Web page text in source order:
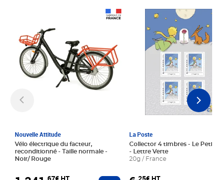
Nouvelle Attitude
Vélo électrique du facteur,
reconditionné - Taille normale -
Noir/ Rouge
Ajouter au panier
La Poste
Collector 4 timbres - Le Petit
- Lettre Verte
20g / France
Prix 6,25€ HT